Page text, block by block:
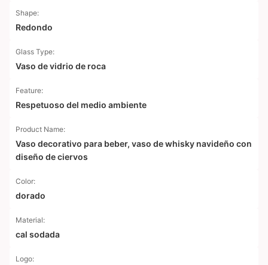
Shape:
Redondo
Glass Type:
Vaso de vidrio de roca
Feature:
Respetuoso del medio ambiente
Product Name:
Vaso decorativo para beber, vaso de whisky navideño con
diseño de ciervos
Color:
dorado
Material:
cal sodada
Logo: